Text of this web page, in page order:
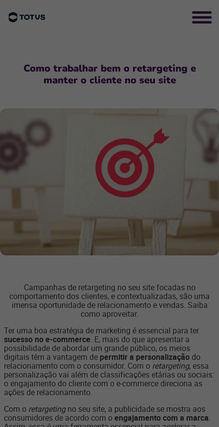
Como trabalhar bem o retargeting e
manter o cliente no seu site
Campanhas de retargeting no seu site focadas no
comportamento dos clientes, e contextualizadas, são uma
imensa oportunidade de relacionamento e vendas. Saiba
como aproveitar.
Ter uma boa estratégia de marketing é essencial para ter
sucesso no e-commerce. E, mais do que apresentar a
possibilidade de abordar um grande público, os meios
digitais têm a vantagem de permitir a personalização do
relacionamento com o consumidor. Com o retargeting, essa
personalização vai além de classificações etárias ou sociais:
o engajamento do cliente com o e-commerce direciona as
ações de relacionamento.
Com o retargetingno seu site, a publicidade se mostra aos
consumidores de acordo com oengajamento com a marca.